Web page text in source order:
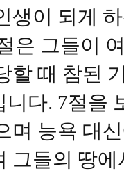
생이 되게
은 그들이
할 때 참된
니다. 7절을
며 능욕 대
그들의 땅